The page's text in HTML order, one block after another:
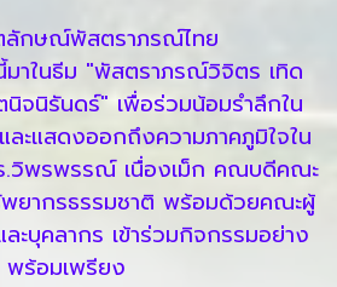
ลักษณ์พัสตราภรณ์ไทย
มาในธีม "พัสตราภรณ์วิจิตร เทิด
จนิรันดร์" เพื่อร่วมน้อมรำลึกใน
ะแสดงออกถึงความภาคภูมิใจใน
.วิพรพรรณ์ เนื่องเม็ก คณบดีคณะ
พยากรธรรมชาติ พร้อมด้วยคณะผู้
ะบุคลากร เข้าร่วมกิจกรรมอย่าง
พร้อมเพรียง